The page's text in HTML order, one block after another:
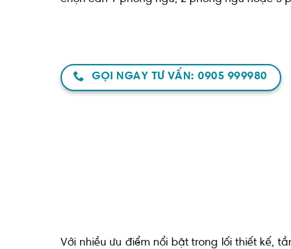
GỌI NGAY TƯ VẤN: 0905 999980
Với nhiều ưu điểm nổi bật trong lối thiết kế,